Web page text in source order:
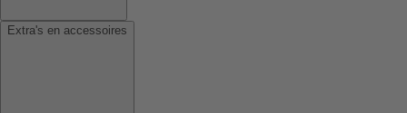
Extra's en accessoires